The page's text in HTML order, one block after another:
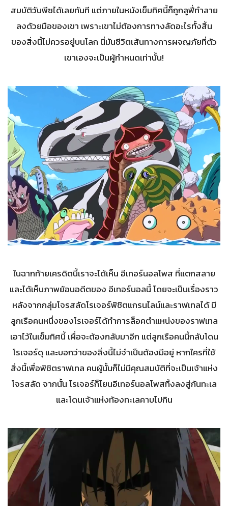
สมบัติวันพีซได้เลยทันที แต่ภายในหนังเข็มทิศนี้ก็ถูกลูฟี่ทำลาย
ลงด้วยมือของเขา เพราะเขาไม่ต้องการทางลัดอะไรทั้งสิ้น
ของสิ่งนี้ไม่ควรอยู่บนโลก นี่มันชีวิตเส้นทางการผจญภัยที่ตัว
เขาเองจะเป็นผู้กำหนดเท่านั้น!
ในฉากท้ายเครดิตนี้เราจะได้เห็น อีเทอร์นอลโพส ที่แตกสลาย
และได้เห็นภาพย้อนอดีตของ อีเทอร์นอลนี้ โดยจะเป็นเรื่องราว
หลังจากกลุ่มโจรสลัดโรเจอร์พิชิตแกรนไลน์และราฟเทลได้ มี
ลูกเรือคนหนึ่งของโรเจอร์ได้ทำการล็อคตำแหน่งของราฟเทล
เอาไว้ในเข็มทิศนี้ เผื่อจะต้องกลับมาอีก แต่ลูกเรือคนนี้กลับโดน
โรเจอร์ดุ และบอกว่าของสิ่งนี้ไม่จำเป็นต้องมีอยู่ หากใครที่ใช้
สิ่งนี้เพื่อพิชิตราฟเทล คนผู้นั้นก็ไม่มีคุณสมบัติที่จะเป็นเจ้าแห่ง
โจรสลัด จากนั้น โรเจอร์ก็โยนอีเทอร์นอลโพสทิ้งลงสู่ก้นทะเล
และโดนเจ้าแห่งท้องทะเลคาบไปกิน